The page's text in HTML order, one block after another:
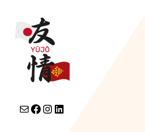
contact par email lien facebook Instagram LinkedIn